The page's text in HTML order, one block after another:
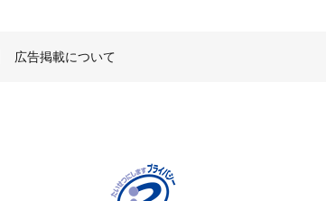
広告掲載について